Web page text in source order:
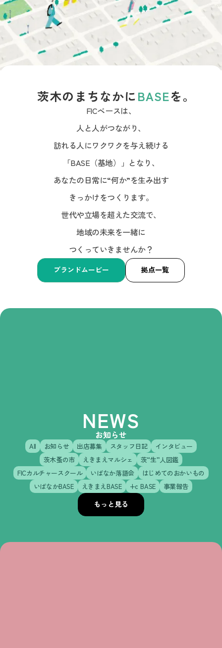
TOPICS 2026/7/3 「茨⽊蚤の市2026~秋~」出店募集
茨木のまちなかに BASEを。
FICベースは、
人と人がつながり、
訪れる人にワクワクを与え続ける
「BASE（基地）」となり、
あなたの日常に“何か”を生み出す
きっかけをつくります。
世代や立場を超えた交流で、
地域の未来を一緒に
つくっていきませんか？
ブランドムービー 拠点一覧
NEWS
お知らせ
All お知らせ 出店募集 スタッフ日記
インタビュー
茨木蚤の市
えきまえマルシェ
茨“生”人図鑑
FICカルチャースクール
いばなか落語会
はじめてのおかいもの
いばなかBASE
えきまえBASE +c BASE 事業報告
もっと見る